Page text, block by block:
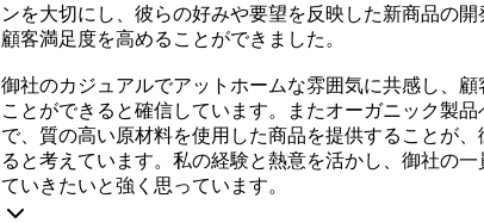
ンを大切にし、彼らの好みや要望を反映した新商品の開
顧客満足度を高めることができました。
御社のカジュアルでアットホームな雰囲気に共感し、顧
ことができると確信しています。またオーガニック製
で、質の高い原材料を使用した商品を提供することが、
ると考えています。私の経験と熱意を活かし、御社の
ていきたいと強く思っています。